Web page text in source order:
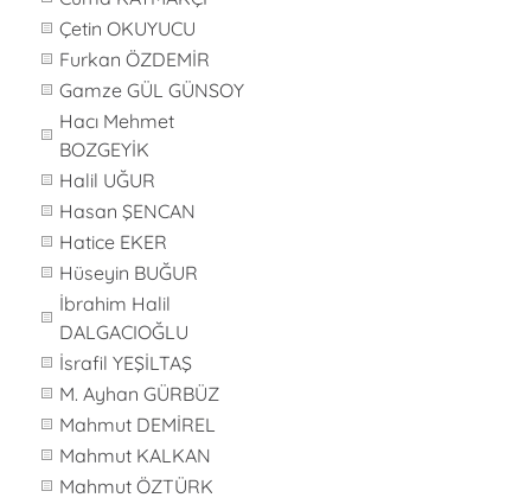
Çetin OKUYUCU
Furkan ÖZDEMİR
Gamze GÜL GÜNSOY
Hacı Mehmet
BOZGEYİK
Halil UĞUR
Hasan ŞENCAN
Hatice EKER
Hüseyin BUĞUR
İbrahim Halil
DALGACIOĞLU
İsrafil YEŞİLTAŞ
M. Ayhan GÜRBÜZ
Mahmut DEMİREL
Mahmut KALKAN
Mahmut ÖZTÜRK